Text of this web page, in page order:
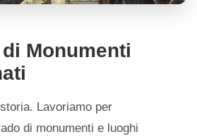
Monumenti
Lavoriamo per
di monumenti e luoghi